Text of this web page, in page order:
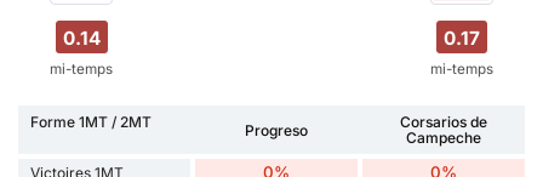
0.14
mi-temps
0.17
mi-temps
Forme 1MT / 2MT Progreso
Corsarios de
Campeche
Victoires 1MT
0% 0%